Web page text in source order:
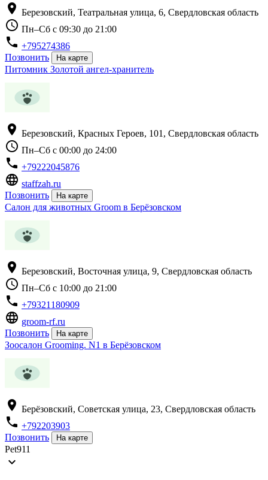
location_on Березовский, Театральная улица, 6, Свердловская область
schedule Пн–Сб с 09:30 до 21:00
phone +795274386
Позвонить
На карте
Питомник Золотой ангел-хранитель
location_on Березовский, Красных Героев, 101, Свердловская область
schedule Пн–Сб с 00:00 до 24:00
phone +79222045876
language staffzah.ru
Позвонить
На карте
Салон для животных Groom в Берёзовском
location_on Березовский, Восточная улица, 9, Свердловская область
schedule Пн–Сб с 10:00 до 21:00
phone +79321180909
language groom-rf.ru
Позвонить
На карте
Зоосалон Grooming. N1 в Берёзовском
location_on Берёзовский, Советская улица, 23, Свердловская область
phone +792203903
Позвонить
На карте
Pet911
expand_more